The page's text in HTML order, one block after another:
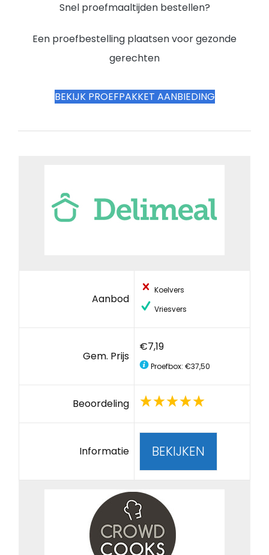
Snel proefmaaltijden bestellen?
Een proefbestelling plaatsen voor gezonde
gerechten
BEKIJK PROEFPAKKET AANBIEDING
Aanbod
Koelvers
Vriesvers
Gem. Prijs
€7,19
Proefbox: €37,50
Beoordeling
Informatie BEKIJKEN